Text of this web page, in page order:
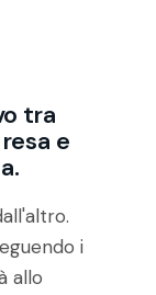
tra
e
i
allo